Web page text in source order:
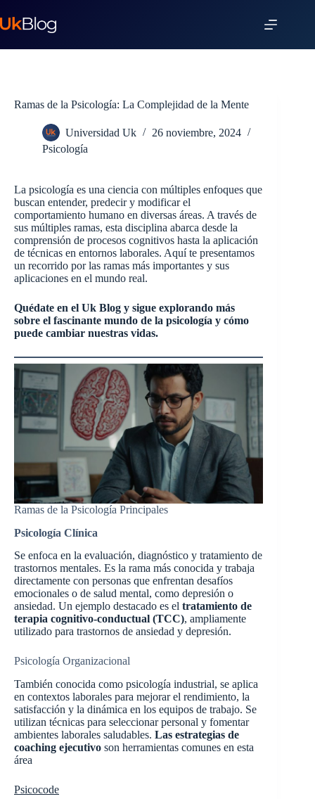
Ramas de la Psicología: La Complejidad de la Mente
Universidad Uk
26 noviembre, 2024
Psicología
La psicología es una ciencia con múltiples enfoques que
buscan entender, predecir y modificar el
comportamiento humano en diversas áreas. A través de
sus múltiples ramas, esta disciplina abarca desde la
comprensión de procesos cognitivos hasta la aplicación
de técnicas en entornos laborales. Aquí te presentamos
un recorrido por las ramas más importantes y sus
aplicaciones en el mundo real.
Quédate en el Uk Blog y sigue explorando más
sobre el fascinante mundo de la psicología y cómo
puede cambiar nuestras vidas.
Ramas de la Psicología Principales
Psicología Clínica
Se enfoca en la evaluación, diagnóstico y tratamiento de
trastornos mentales. Es la rama más conocida y trabaja
directamente con personas que enfrentan desafíos
emocionales o de salud mental, como depresión o
ansiedad. Un ejemplo destacado es el tratamiento de
terapia cognitivo-conductual (TCC), ampliamente
utilizado para trastornos de ansiedad y depresión.
Psicología Organizacional
También conocida como psicología industrial, se aplica
en contextos laborales para mejorar el rendimiento, la
satisfacción y la dinámica en los equipos de trabajo. Se
utilizan técnicas para seleccionar personal y fomentar
ambientes laborales saludables. Las estrategias de
coaching ejecutivo son herramientas comunes en esta
área​
Psicocode